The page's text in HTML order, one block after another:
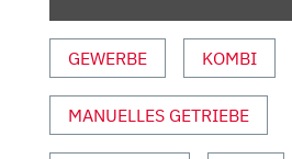
–
INFO“
YOUTUBE
ANZEIGEN
GEWERBE KOMBI
MANUELLES GETRIEBE